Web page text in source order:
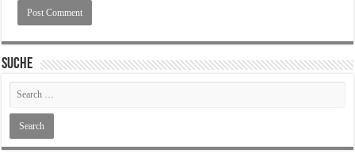
SUCHE